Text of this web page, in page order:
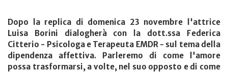
Dopo la replica di domenica 23 novembre l'attrice
Luisa Borini dialogherà con la dott.ssa Federica
Citterio - Psicologa e Terapeuta EMDR - sul tema della
dipendenza affettiva. Parleremo di come l'amore
possa trasformarsi, a volte, nel suo opposto e di come